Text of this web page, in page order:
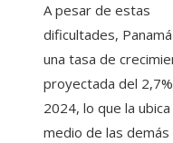
A pesar de estas
dificultades,
una tasa de
proyectada del
2024, lo que la
medio de las demás